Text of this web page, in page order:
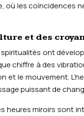
où les coïncidences
et des
ont
chiffre à des
et le mouvement.
puissant de
heures miroirs sont